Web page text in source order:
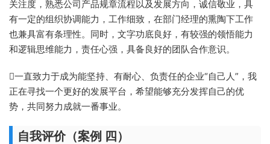
关注度，熟悉公司产品规章流程以及发展方向，诚信敬业，具
有一定的组织协调能力，工作细致，在部门经理的熏陶下工作
也兼具富有条理性。同时，文字功底良好，有较强的领悟能力
和逻辑思维能力，责任心强，具备良好的团队合作意识。
一直致力于成为能坚持、有耐心、负责任的企业“自己人”，我
正在寻找一个更好的发展平台，希望能够充分发挥自己的优
势，共同努力成就一番事业。
自我评价（案例 四）